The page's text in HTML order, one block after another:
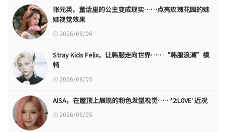
张元英，童话里的公主变成现实……点亮玫瑰花园的娃
娃视觉效果
2026/08/06
Stray Kids Felix，让韩服走向世界……“韩服浪潮”模
特
2026/08/05
AISA，在屋顶上展现的粉色发型视觉……'2:L0VE' 近况
2026/08/05